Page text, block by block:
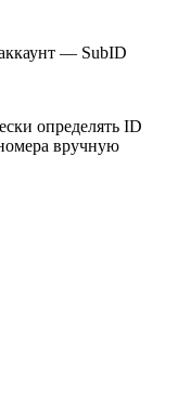
— SubID
определять ID
вручную